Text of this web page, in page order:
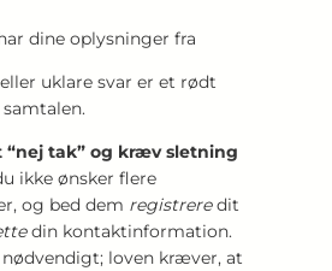
dine oplysninger fra
uklare svar er et rødt
“nej tak” og kræv sletning
ikke ønsker flere
og bed dem registreredit
din kontaktinformation.
loven kræver, at